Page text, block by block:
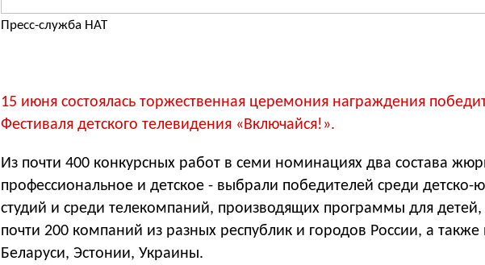
Пресс-служба НАТ
15 июня состоялась торжественная церемония награждения
Фестиваля детского телевидения «Включайся!».
Из почти 400 конкурсных работ в семи номинациях два состава
профессиональное и детское - выбрали победителей среди детско-
студий и среди телекомпаний, производящих программы для детей,
почти 200 компаний из разных республик и городов России, а также
Беларуси, Эстонии, Украины.